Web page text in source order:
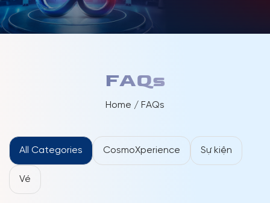
FAQs
Home / FAQs
All Categories CosmoXperience Sự kiện
Vé